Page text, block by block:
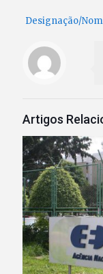
Designação/
Artigos